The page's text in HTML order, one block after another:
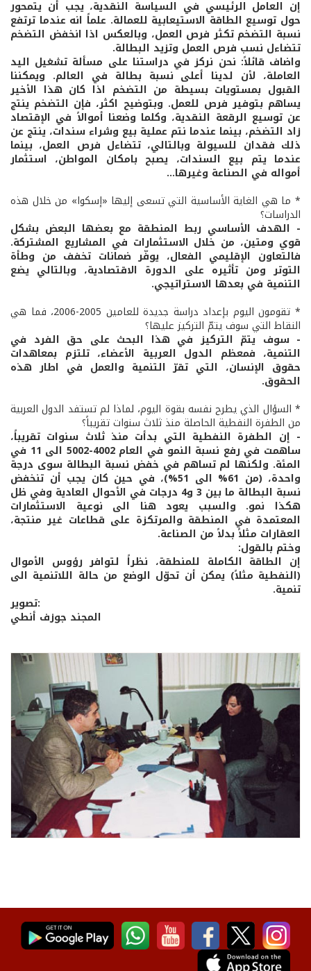
إن العامل الرئيسي في السياسة النقدية، يجب أن يتمحور
حول توسيع الطاقة الاستيعابية للعمالة. علماً انه عندما ترتفع
نسبة التضخم تكثر فرص العمل، وبالعكس اذا انخفض التضخم
تتضاءل نسب فرص العمل وتزيد البطالة.
واضاف قائلاً: نحن نركز في دراستنا على مسألة تشغيل اليد
العاملة، لأن لدينا أعلى نسبة بطالة في العالم. ويمكننا
القبول بمستويات بسيطة من التضخم اذا كان هذا الأخير
يساهم بتوفير فرص للعمل. وبتوضيح اكثر، فإن التضخم ينتج
عن توسيع الرقعة النقدية، وكلما وضعنا أموالاً في الإقتصاد
زاد التضخم، بينما عندما نتم عملية بيع وشراء سندات، ينتج عن
ذلك فقدان للسيولة وبالتالي، تتضاءل فرص العمل، بينما
عندما يتم بيع السندات، يصبح بامكان المواطن، استثمار
أمواله في الصناعة وغيرها...
* ما هي الغاية الأساسية التي تسعى إليها «إسكوا» من خلال هذه
الدراسات؟
- الهدف الأساسي ربط المنطقة مع بعضها البعض بشكل
قوي ومتين، من خلال الاستثمارات في المشاريع المشتركة.
فالتعاون الإقليمي الفعال، يوفّر ضمانات تخفف من وطأة
التوتر ومن تأثيره على الدورة الاقتصادية، وبالتالي يضع
التنمية في بعدها الاستراتيجي.
* تقومون اليوم بإعداد دراسة جديدة للعامين 2005-2006، فما هي
النقاط التي سوف يتمّ التركيز عليها؟
- سوف يتمّ التركيز في هذا البحث على حق الفرد في
التنمية، فمعظم الدول العربية الأعضاء، تلتزم بمعاهدات
حقوق الإنسان، التي تقرّ التنمية والعمل في اطار هذه
الحقوق.
* السؤال الذي يطرح نفسه بقوة اليوم، لماذا لم تستفد الدول العربية
من الطفرة النفطية الحاصلة منذ ثلاث سنوات تقريباً؟
- إن الطفرة النفطية التي بدأت منذ ثلاث سنوات تقريباً،
ساهمت في رفع نسبة النمو في العام 4002-5002 الى 11 في
المئة. ولكنها لم تساهم في خفض نسبة البطالة سوى درجة
واحدة، (من 61% الى 51%)، في حين كان يجب أن تنخفض
نسبة البطالة ما بين 3 و4 درجات في الأحوال العادية وفي ظل
هكذا نمو. والسبب يعود هنا الى نوعية الاستثمارات
المعتمدة في المنطقة والمرتكزة على قطاعات غير منتجة،
العقارات مثلاً بدلاً من الصناعة.
وختم بالقول:
إن الطاقة الكاملة للمنطقة، نظراً لتوافر رؤوس الأموال
(النفطية مثلاً) يمكن أن تحوّل الوضع من حالة اللاتنمية الى
تنمية.
تصوير:
المجند جوزف أنطي